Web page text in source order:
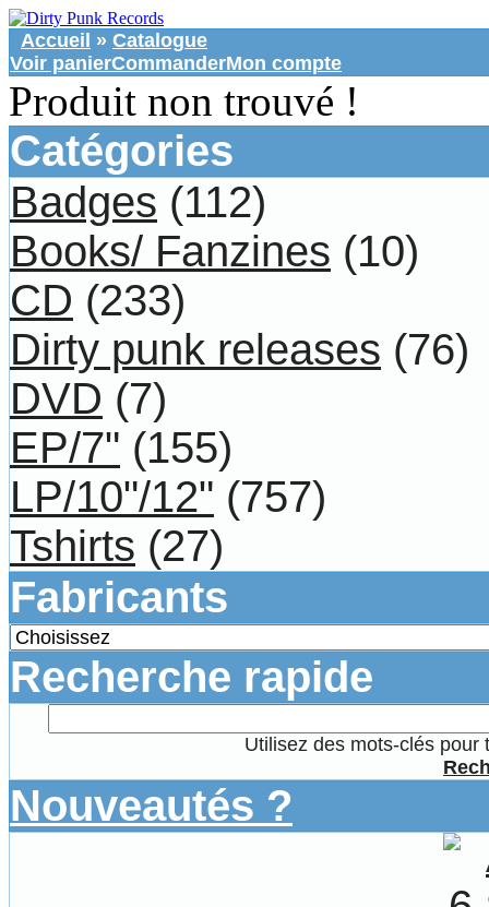
Accueil » Catalogue
Voir panierCommanderMon compte
Produit non trouvé !
Catégories
Badges (112)
Books/ Fanzines (10)
CD (233)
Dirty punk releases (76)
DVD (7)
EP/7" (155)
LP/10"/12" (757)
Tshirts (27)
Fabricants
Recherche rapide
Utilisez des mots-clés pour
Nouveautés ?